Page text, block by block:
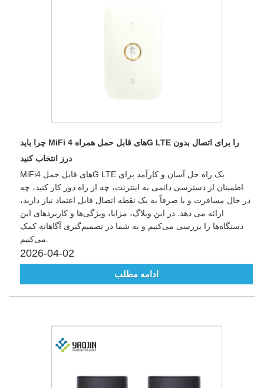
چرا باید MiFi های قابل حمل همراه 4G LTE را برای اتصال بدون
درز انتخاب کنید
MiFiهای قابل حمل 4G LTE یک راه حل آسان و کارآمد برای
اطمینان از دسترسی دائمی به اینترنت، چه از راه دور کار کنید، چه
در حال مسافرت و یا صرفاً به یک نقطه اتصال قابل اعتماد نیاز دارید،
ارائه می دهد. در این وبلاگ، مزایا، ویژگی‌ها و کاربردهای این
دستگاه‌ها را بررسی می‌کنیم و به شما در تصمیم‌گیری آگاهانه کمک
می‌کنیم.
2026-04-02
ادامه مطلب